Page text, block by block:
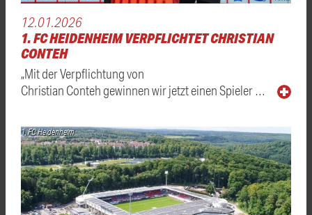
12.01.2026
1. FC HEIDENHEIM VERPFLICHTET CHRISTIAN
CONTEH
„Mit der Verpflichtung von
Christian Conteh gewinnen wir jetzt einen Spieler …
1. FC Heidenheim